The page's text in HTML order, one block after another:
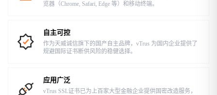
览器（Chrome, Safari, Edge 等）和移动终端。
自主可控
作为天威诚信旗下的国产自主品牌，vTrus 为国内企业提供了
规避国际证书断供风险的稳健选择。
应用广泛
vTrus SSL证书已为上百家大型金融企业提供国密改造服务，